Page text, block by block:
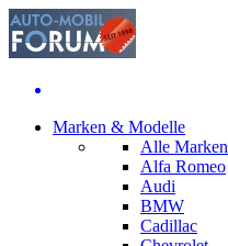
Marken & Modelle
Alle Marken
Alfa Romeo
Audi
BMW
Cadillac